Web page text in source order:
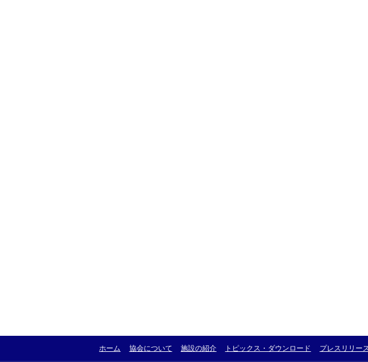
ホーム 協会について 施設の紹介 トピックス・ダウンロード プレスリリー